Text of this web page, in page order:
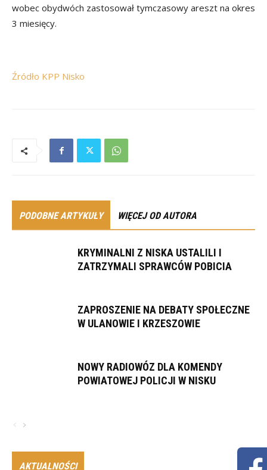
wobec obydwóch zastosował tymczasowy areszt na okres
3 miesięcy.
Źródło KPP Nisko
PODOBNE ARTYKUŁY WIĘCEJ OD AUTORA
KRYMINALNI Z NISKA USTALILI I
ZATRZYMALI SPRAWCÓW POBICIA
ZAPROSZENIE NA DEBATY SPOŁECZNE
W ULANOWIE I KRZESZOWIE
NOWY RADIOWÓZ DLA KOMENDY
POWIATOWEJ POLICJI W NISKU
AKTUALNOŚCI